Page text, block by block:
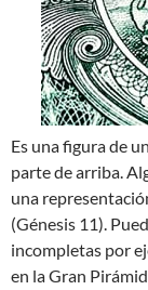
Es una figura de
parte de arriba.
una
(Génesis 11).
incompletas por
en la Gran